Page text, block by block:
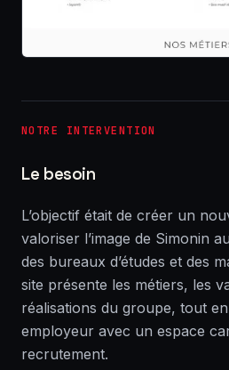
NOTRE INTERVENTION
Le besoin
L’objectif était de créer un
valoriser l’image de Simonin
des bureaux d’études et des
site présente les métiers, les
réalisations du groupe, tout
employeur avec un espace
recrutement.